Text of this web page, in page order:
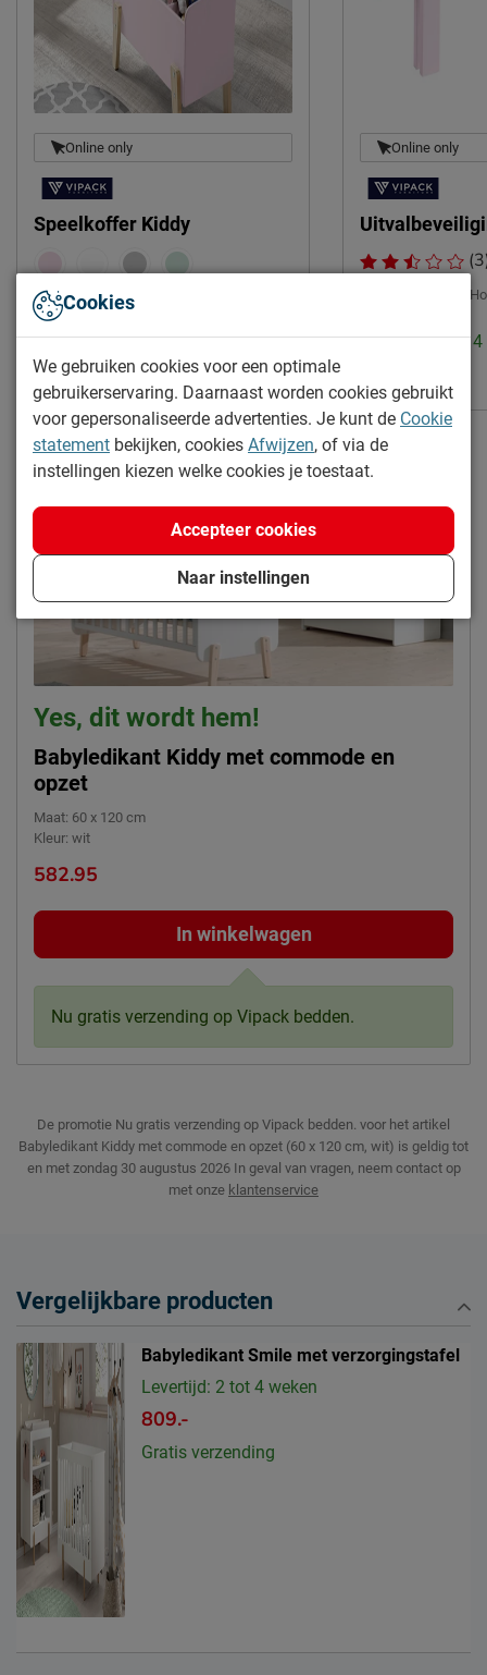
Garantie
2 jaar garantie volgens CBW
voorwaarden
Duurzaamheid
Duurzaam duurzamer product
Leveranciersinformatie
Naam
Locatie
Meulebeeksestraat 51,
8710, Wielsbeke, België
Emailadres
Online only
Speelkoffer Kiddy
Levertijd: 2 tot 4 weken
Online only
Levertijd: 2 tot 4
Yes, dit wordt hem!
Babyledikant Kiddy met commode en
opzet
Maat: 60 x 120 cm
Kleur: wit
582.95
In winkelwagen
Nu gratis verzending op Vipack bedden.
De promotie Nu gratis verzending op Vipack bedden. voor het artikel
Babyledikant Kiddy met commode en opzet (60 x 120 cm, wit) is geldig tot
en met zondag 30 augustus 2026 In geval van vragen, neem contact op
met onze klantenservice
Vergelijkbare producten
Babyledikant Smile met verzorgingstafel
Levertijd: 2 tot 4 weken
809.-
Gratis verzending
Cookies
We gebruiken cookies voor een optimale
gebruikerservaring. Daarnaast worden cookies gebruikt
voor gepersonaliseerde advertenties. Je kunt de Cookie
statement bekijken, cookies Afwijzen, of via de
instellingen kiezen welke cookies je toestaat.
Naar instellingen
Accepteer cookies